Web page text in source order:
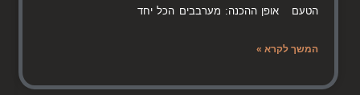
הטעם אופן ההכנה: מערבבים הכל יחד
המשך לקרא »